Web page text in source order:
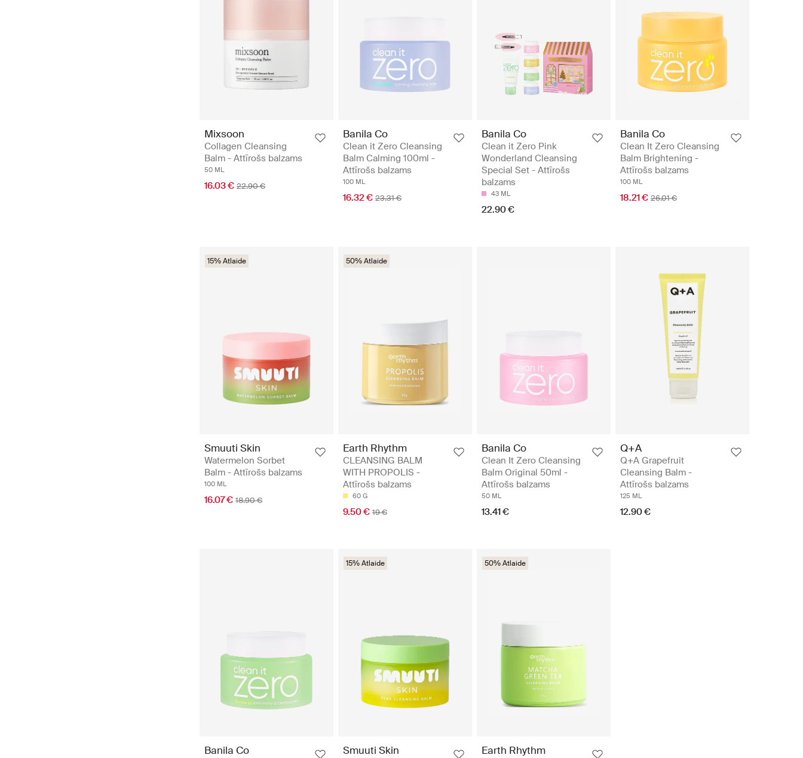
Mixsoon
Collagen Cleansing
Balm - Attīrošs balzams
50 ML
16.03 € 22.90 €
Banila Co
Clean it Zero Cleansing
Balm Calming 100ml -
Attīrošs balzams
100 ML
16.32 € 23.31 €
Banila Co
Clean it Zero Pink
Wonderland Cleansing
Special Set - Attīrošs
balzams
43 ML
22.90 €
Banila Co
Clean It Zero Cleansing
Balm Brightening -
Attīrošs balzams
100 ML
18.21 € 26.01 €
15% Atlaide
Smuuti Skin
Watermelon Sorbet
Balm - Attīrošs balzams
100 ML
16.07 € 18.90 €
50% Atlaide
Earth Rhythm
CLEANSING BALM
WITH PROPOLIS -
Attīrošs balzams
60 G
9.50 € 19 €
Banila Co
Clean It Zero Cleansing
Balm Original 50ml -
Attīrošs balzams
50 ML
13.41 €
Q+A
Q+A Grapefruit
Cleansing Balm -
Attīrošs balzams
125 ML
12.90 €
Banila Co
15% Atlaide
Smuuti Skin
50% Atlaide
Earth Rhythm